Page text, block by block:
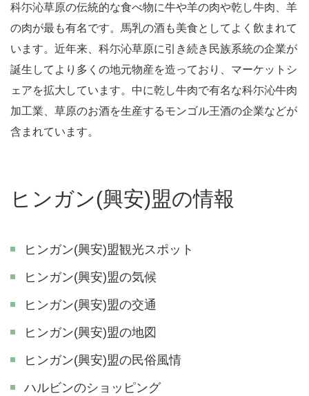
科尓沁草原の伝統的な食べ物に牛や羊の肉や乾し牛肉、羊
の肉が最も有名です。馬乳の酒も美食としてよく飲まれて
います。近年来、科尓沁草原に引き続き民族系統の企業が
誕生してより多くの地元物産を造っており、マーケットシ
ェアを拡大しています。中に乾し牛肉で有名な科尓沁牛肉
加工業、草原のお酒を生産するモンゴル王酒の企業などが
含まれています。
ヒンガン(興安)盟の情報
ヒンガン(興安)盟観光スポット
ヒンガン(興安)盟の気候
ヒンガン(興安)盟の交通
ヒンガン(興安)盟の地図
ヒンガン(興安)盟の民俗風情
ハルビンのショッピング